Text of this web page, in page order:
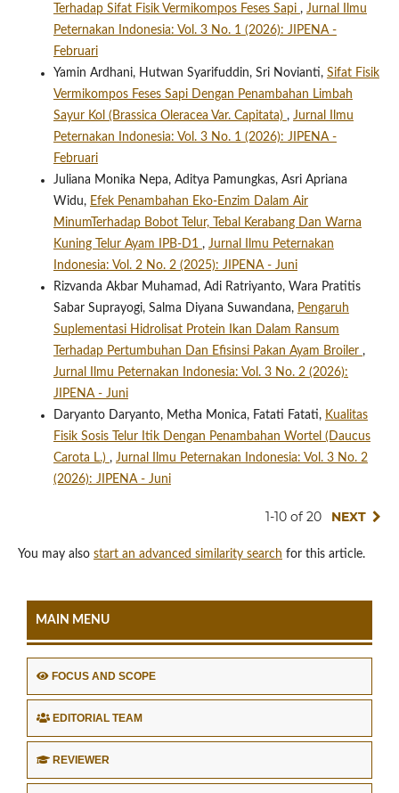
Terhadap Sifat Fisik Vermikompos Feses Sapi , Jurnal Ilmu
Peternakan Indonesia: Vol. 3 No. 1 (2026): JIPENA -
Februari
Yamin Ardhani, Hutwan Syarifuddin, Sri Novianti, Sifat Fisik
Vermikompos Feses Sapi Dengan Penambahan Limbah
Sayur Kol (Brassica Oleracea Var. Capitata) , Jurnal Ilmu
Peternakan Indonesia: Vol. 3 No. 1 (2026): JIPENA -
Februari
Juliana Monika Nepa, Aditya Pamungkas, Asri Apriana
Widu, Efek Penambahan Eko-Enzim Dalam Air
MinumTerhadap Bobot Telur, Tebal Kerabang Dan Warna
Kuning Telur Ayam IPB-D1 , Jurnal Ilmu Peternakan
Indonesia: Vol. 2 No. 2 (2025): JIPENA - Juni
Rizvanda Akbar Muhamad, Adi Ratriyanto, Wara Pratitis
Sabar Suprayogi, Salma Diyana Suwandana, Pengaruh
Suplementasi Hidrolisat Protein Ikan Dalam Ransum
Terhadap Pertumbuhan Dan Efisinsi Pakan Ayam Broiler ,
Jurnal Ilmu Peternakan Indonesia: Vol. 3 No. 2 (2026):
JIPENA - Juni
Daryanto Daryanto, Metha Monica, Fatati Fatati, Kualitas
Fisik Sosis Telur Itik Dengan Penambahan Wortel (Daucus
Carota L.) , Jurnal Ilmu Peternakan Indonesia: Vol. 3 No. 2
(2026): JIPENA - Juni
1-10 of 20 NEXT
You may also start an advanced similarity search for this article.
MAIN MENU
FOCUS AND SCOPE
EDITORIAL TEAM
REVIEWER